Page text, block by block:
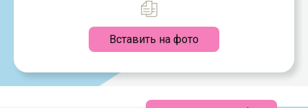
Вставить на фото